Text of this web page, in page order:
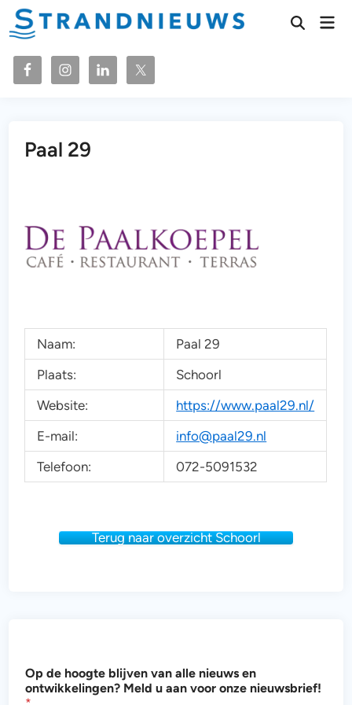
naar
inhoud
Zoeken
Paal 29
Naam:
Paal 29
Plaats:
Schoorl
Website:
https://www.paal29.nl/
E-mail:
info@paal29.nl
Telefoon:
072-5091532
Terug naar overzicht Schoorl
a
n
Op de hoogte blijven van alle nieuws en
ontwikkelingen? Meld u aan voor onze nieuwsbrief!